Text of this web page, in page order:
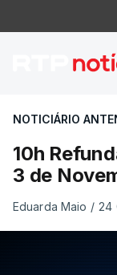
10h
NOTICIÁRIO
10h
3 de
Eduarda Maio / 24